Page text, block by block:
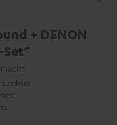
+ DENON
Set"
Set